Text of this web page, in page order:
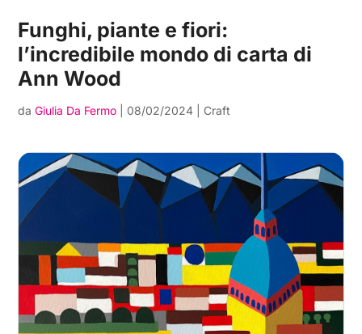
Funghi, piante e fiori:
l’incredibile mondo di carta di
Ann Wood
daGiulia Da Fermo 08/02/2024 Craft